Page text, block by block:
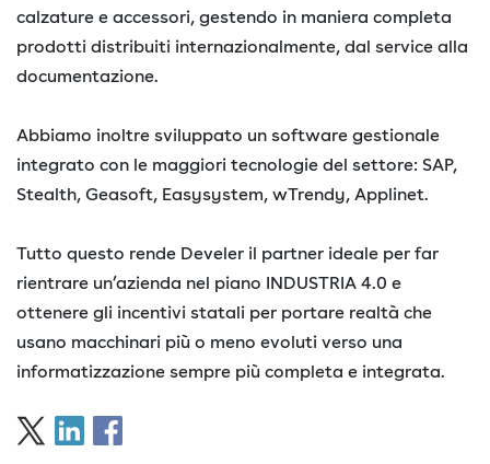
calzature e accessori, gestendo in maniera completa
prodotti distribuiti internazionalmente, dal service alla
documentazione.
Abbiamo inoltre sviluppato un software gestionale
integrato con le maggiori tecnologie del settore: SAP,
Stealth, Geasoft, Easysystem, wTrendy, Applinet.
Tutto questo rende Develer il partner ideale per far
rientrare un’azienda nel piano INDUSTRIA 4.0 e
ottenere gli incentivi statali per portare realtà che
usano macchinari più o meno evoluti verso una
informatizzazione sempre più completa e integrata.